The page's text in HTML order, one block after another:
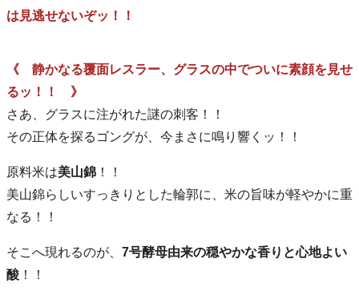
は見逃せないぞッ！！
《 静かなる覆面レスラー、グラスの中でついに素顔を見せ
るッ！！ 》
さあ、グラスに注がれた謎の刺客！！
その正体を探るゴングが、今まさに鳴り響くッ！！
原料米は美山錦 ！！
美山錦らしいすっきりとした輪郭に、米の旨味が軽やかに重
なる！！
そこへ現れるのが、 7号酵母由来の穏やかな香りと心地よい
酸 ！！